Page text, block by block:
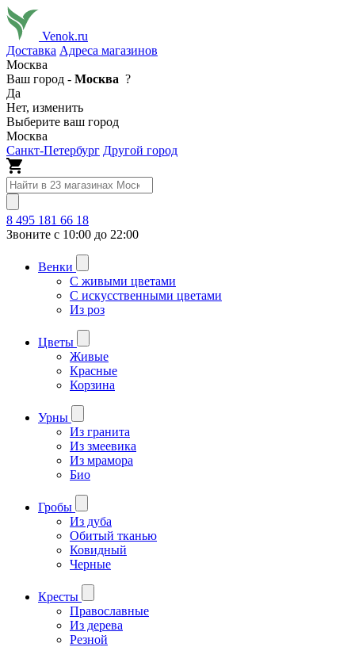
Venok.ru
Доставка Адреса магазинов
Москва
Ваш город - Москва ?
Да
Нет, изменить
Выберите ваш город
Москва
Санкт-Петербург Другой город
8 495 181 66 18
Звоните с 10:00 до 22:00
Венки
С живыми цветами
С искусственными цветами
Из роз
Цветы
Живые
Красные
Корзина
Урны
Из гранита
Из змеевика
Из мрамора
Био
Гробы
Из дуба
Обитый тканью
Ковидный
Черные
Кресты
Православные
Из дерева
Резной